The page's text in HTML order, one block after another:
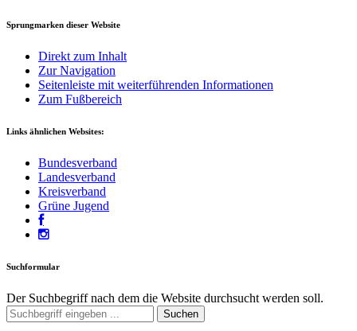
Sprungmarken dieser Website
Direkt zum Inhalt
Zur Navigation
Seitenleiste mit weiterführenden Informationen
Zum Fußbereich
Links ähnlichen Websites:
Bundesverband
Landesverband
Kreisverband
Grüne Jugend
Suchformular
Der Suchbegriff nach dem die Website durchsucht werden soll.
Suchen